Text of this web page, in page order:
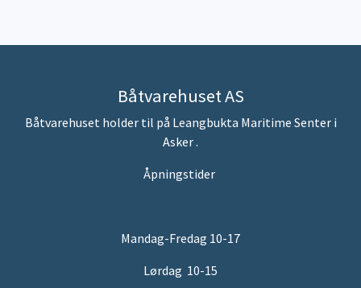
Båtvarehuset AS
Båtvarehuset holder til på Leangbukta Maritime Senter i
Asker .
Åpningstider
Mandag-Fredag 10-17
Lørdag 10-15